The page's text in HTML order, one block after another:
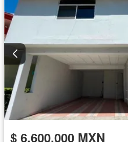
$ 6,600,000 MXN